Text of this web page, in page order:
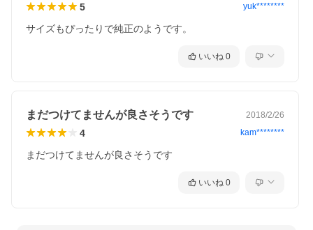
5 yuk********
サイズもぴったりで純正のようです。
いいね 0
まだつけてませんが良さそうです 2018/2/26
4 kam********
まだつけてませんが良さそうです
いいね 0